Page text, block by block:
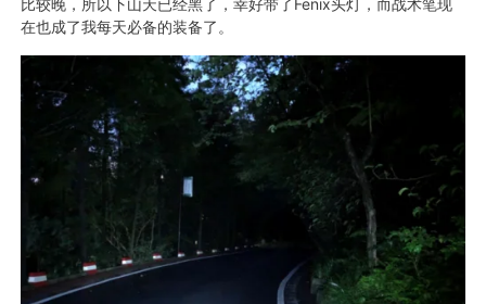
比较晚，所以下山天已经黑了，幸好带了Fenix头灯，而战术笔现
在也成了我每天必备的装备了。